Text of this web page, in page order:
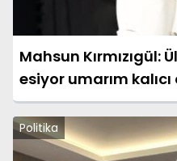
Mahsun Kırmızıgül:
esiyor umarım
olur
Politika